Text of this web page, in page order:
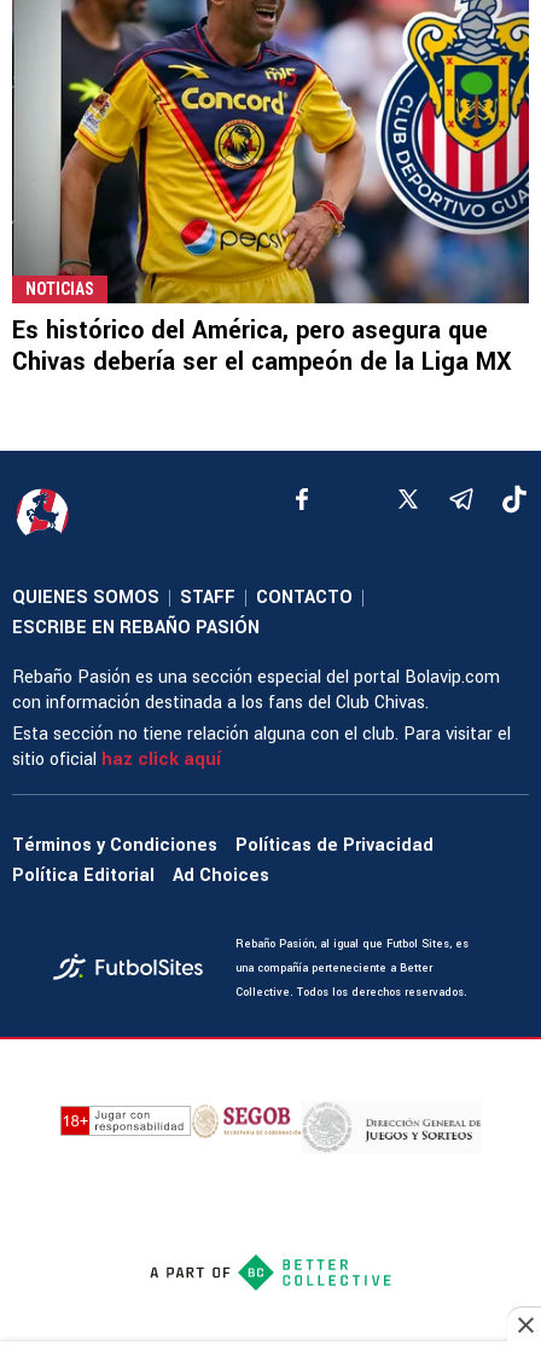
NOTICIAS
Es histórico del América, pero asegura que
Chivas debería ser el campeón de la Liga MX
QUIENES SOMOS | STAFF | CONTACTO |
ESCRIBE EN REBAÑO PASIÓN
Rebaño Pasión es una sección especial del portal Bolavip.com
con información destinada a los fans del Club Chivas.
Esta sección no tiene relación alguna con el club. Para visitar el
sitio oficial haz click aquí
Términos y Condiciones
Políticas de Privacidad
Política Editorial
Ad Choices
Rebaño Pasión, al igual que Futbol Sites, es
una compañía perteneciente a Better
Collective. Todos los derechos reservados.